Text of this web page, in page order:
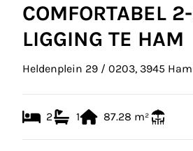
COMFORTABEL
LIGGING TE HAM
Heldenplein 29 / 0203, 3945 Ham
2 1 87.28 m²